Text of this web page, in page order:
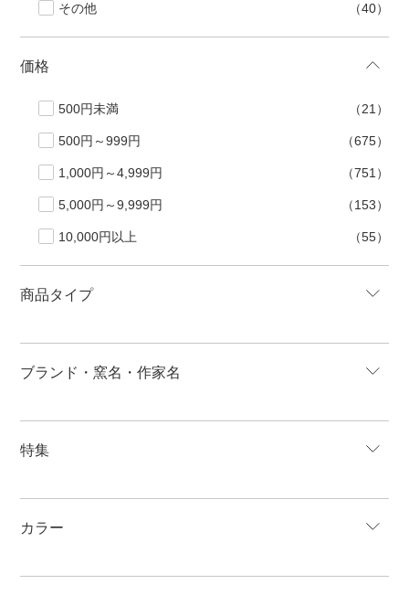
その他 （40）
価格
500円未満 （21）
500円～999円 （675）
1,000円～4,999円 （751）
5,000円～9,999円 （153）
10,000円以上 （55）
商品タイプ
ブランド・窯名・作家名
特集
カラー